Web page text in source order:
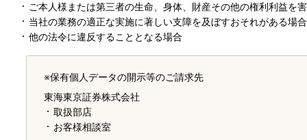
ご本人様または第三者の生命、身体、財産その他の権利利益を
当社の業務の適正な実施に著しい支障を及ぼすおそれがある場合
他の法令に違反することとなる場合
※保有個人データの開示等のご請求先
東海東京証券株式会社
取扱部店
お客様相談室